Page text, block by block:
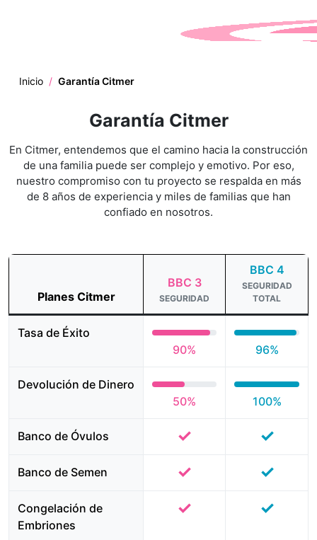
Inicio / Garantía Citmer
Garantía Citmer
En Citmer, entendemos que el camino hacia la construcción
de una familia puede ser complejo y emotivo. Por eso,
nuestro compromiso con tu proyecto se respalda en más
de 8 años de experiencia y miles de familias que han
confiado en nosotros.
Planes Citmer
BBC 3
SEGURIDAD
BBC 4
SEGURIDAD
TOTAL
Tasa de Éxito
90%
96%
Devolución de Dinero
50%
100%
Banco de Óvulos ✓ ✓
Banco de Semen ✓ ✓
Congelación de
Embriones
✓ ✓